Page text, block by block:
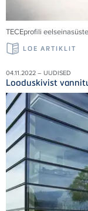
TECEprofili
LOE ARTIKLIT
04.11.2022 – UUDISED
Looduskivist